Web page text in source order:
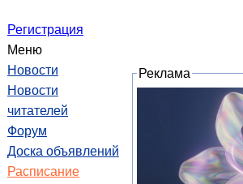
Регистрация
Меню
Новости
Новости
читателей
Форум
Доска объявлений
Расписание
Реклама